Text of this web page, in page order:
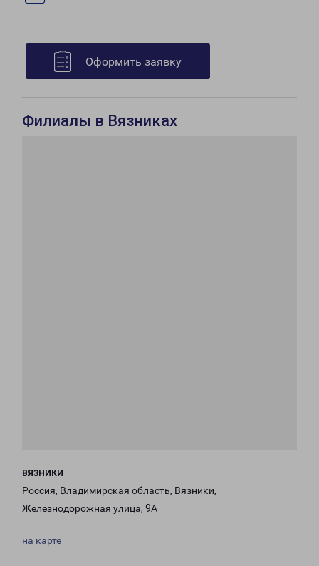
Оформить заявку
Филиалы в Вязниках
ВЯЗНИКИ
Россия, Владимирская область, Вязники,
Железнодорожная улица, 9А
на карте